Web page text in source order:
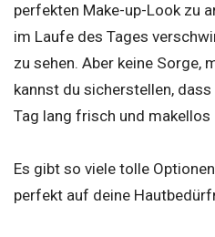
perfekten Make-up-Look zu
im Laufe des Tages
zu sehen. Aber keine Sorge,
kannst du sicherstellen,
Tag lang frisch und makellos
Es gibt so viele tolle
perfekt auf deine